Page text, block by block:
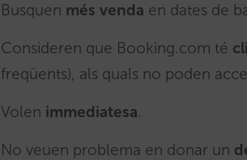
Busquen més venda en dates de
Consideren que Booking.com té
freqüents), als quals no poden
Volen immediatesa.
No veuen problema en donar un